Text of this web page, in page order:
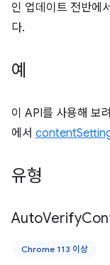
인 업데이트 전반에
다.
예
이 API를 사용해 보
에서
유형
AutoVerify
Chrome 113 이상